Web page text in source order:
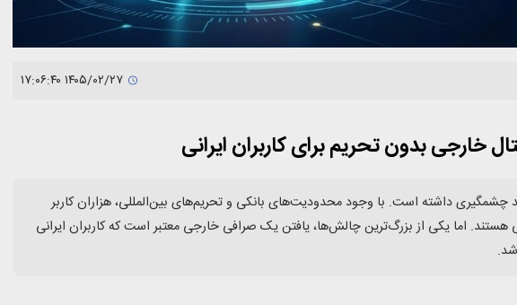
خارجی بدون تحریم برای کاربران ایرانی
چشمگیری داشته است. با وجود محدودیت‌های بانکی و تحریم‌های بین‌المللی، هزاران کاربر
هستند. اما یکی از بزرگ‌ترین چالش‌ها، یافتن یک صرافی خارجی معتبر است که کاربران ایرانی